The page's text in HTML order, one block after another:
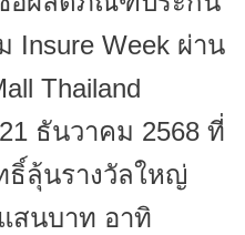
Insure Week ผ่าน
Thailand
ธันวาคม 2568 ที่
ธิ์ลุ้นรางวัลใหญ่
สนบาท อาทิ